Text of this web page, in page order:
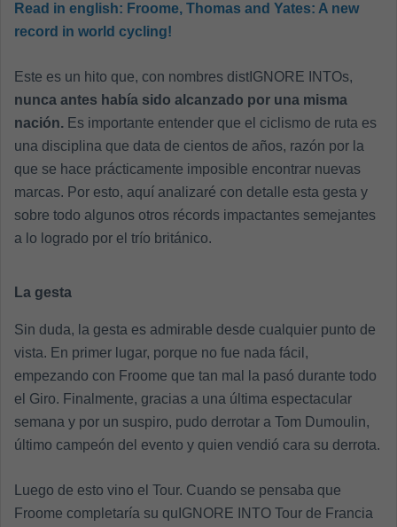
Read in english: Froome, Thomas and Yates: A new
record in world cycling!
Este es un hito que, con nombres distIGNORE INTOs,
nunca antes había sido alcanzado por una misma
nación. Es importante entender que el ciclismo de ruta es
una disciplina que data de cientos de años, razón por la
que se hace prácticamente imposible encontrar nuevas
marcas. Por esto, aquí analizaré con detalle esta gesta y
sobre todo algunos otros récords impactantes semejantes
a lo logrado por el trío británico.
La gesta
Sin duda, la gesta es admirable desde cualquier punto de
vista. En primer lugar, porque no fue nada fácil,
empezando con Froome que tan mal la pasó durante todo
el Giro. Finalmente, gracias a una última espectacular
semana y por un suspiro, pudo derrotar a Tom Dumoulin,
último campeón del evento y quien vendió cara su derrota.
Luego de esto vino el Tour. Cuando se pensaba que
Froome completaría su quIGNORE INTO Tour de Francia